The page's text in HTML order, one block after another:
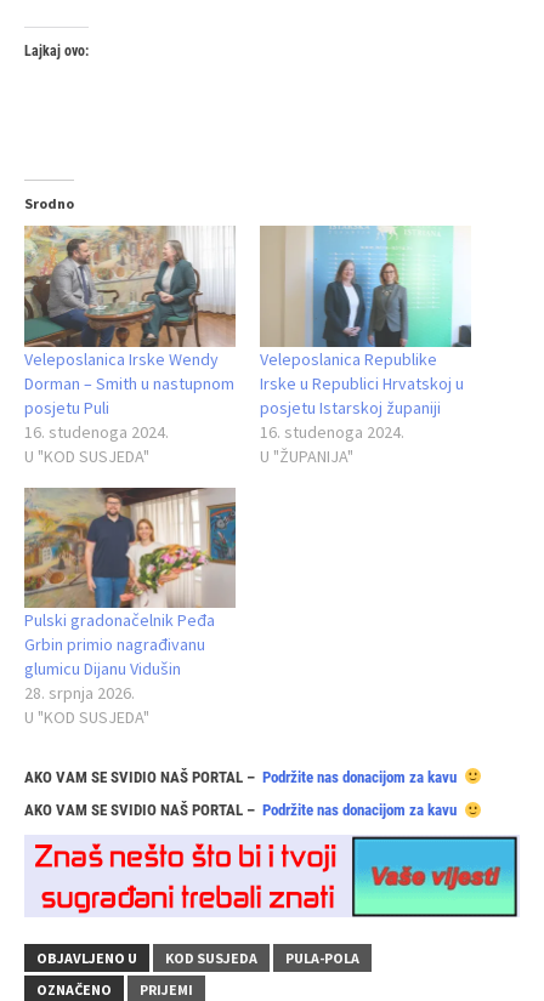
Lajkaj ovo:
Srodno
Veleposlanica Irske Wendy
Dorman – Smith u nastupnom
posjetu Puli
16. studenoga 2024.
U "KOD SUSJEDA"
Veleposlanica Republike
Irske u Republici Hrvatskoj u
posjetu Istarskoj županiji
16. studenoga 2024.
U "ŽUPANIJA"
Pulski gradonačelnik Peđa
Grbin primio nagrađivanu
glumicu Dijanu Vidušin
28. srpnja 2026.
U "KOD SUSJEDA"
AKO VAM SE SVIDIO NAŠ PORTAL – Podržite nas donacijom za kavu
AKO VAM SE SVIDIO NAŠ PORTAL – Podržite nas donacijom za kavu
OBJAVLJENO U KOD SUSJEDA
PULA-POLA
OZNAČENO
PRIJEMI